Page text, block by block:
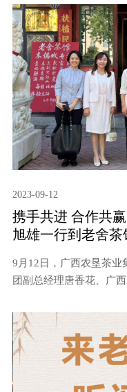
茶集团北京分公司总经
动。
2023-09-12
携手共进 合作共
旭雄一行到老舍
9月12日，广西农垦茶
团副总经理唐香花、广
长尹智君携副总经理宋